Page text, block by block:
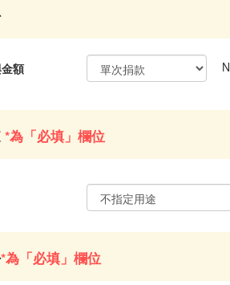
額
*為「必填」欄位
*為「必填」欄位